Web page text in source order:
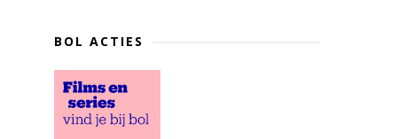
BOL ACTIES